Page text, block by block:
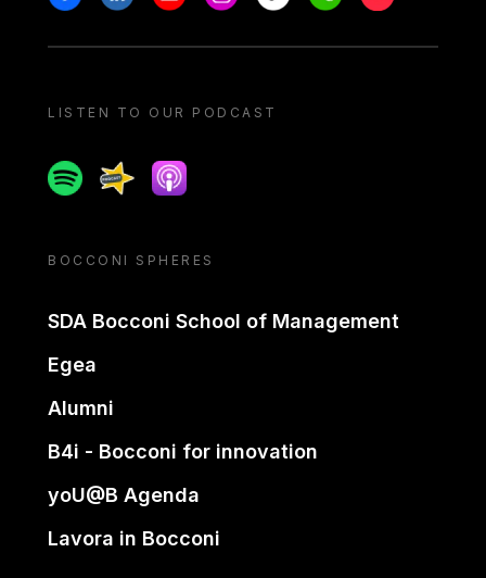
LISTEN TO OUR PODCAST
SpotifySpreakerApple podcast
BOCCONI SPHERES
SDA Bocconi School of Management
Egea
Alumni
B4i - Bocconi for innovation
yoU@B Agenda
Lavora in Bocconi